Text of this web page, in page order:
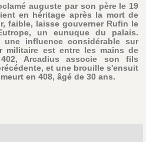
auguste par son père le 19
en héritage après la mort de
faible, laisse gouverner Rufin le
un eunuque du palais.
une influence considérable sur
militaire est entre les mains de
Arcadius associe son fils
et une brouille s'ensuit
en 408, âgé de 30 ans.